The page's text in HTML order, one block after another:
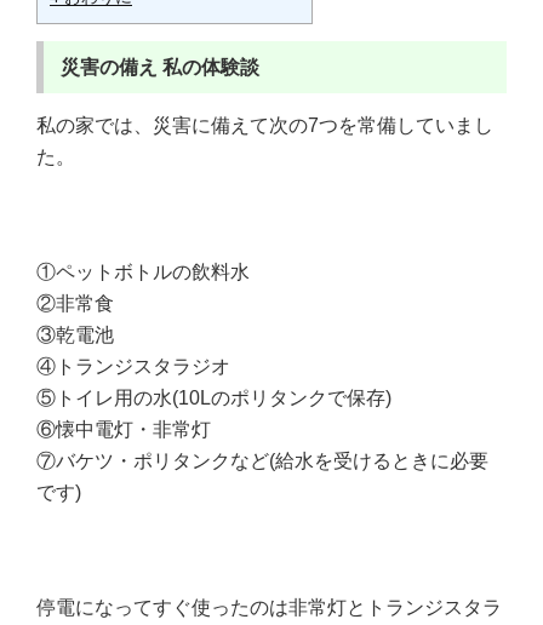
災害の備え 私の体験談
私の家では、災害に備えて次の7つを常備していまし
た。
①ペットボトルの飲料水
②非常食
③乾電池
④トランジスタラジオ
⑤トイレ用の水(10Lのポリタンクで保存)
⑥懐中電灯・非常灯
⑦バケツ・ポリタンクなど(給水を受けるときに必要
です)
停電になってすぐ使ったのは非常灯とトランジスタラ